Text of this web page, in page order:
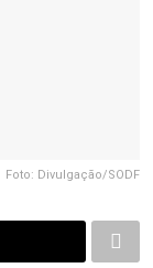
Foto: Divulgação/SODF